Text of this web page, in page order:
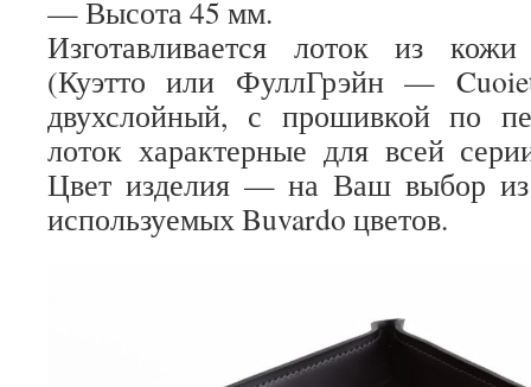
— Высота 45 мм.
Изготавливается лоток из кожи
(Куэтто или ФуллГрэйн —
двухслойный, с прошивкой по
лоток характерные для всей
Цвет изделия — на Ваш выбор из
используемых Buvardo цветов.